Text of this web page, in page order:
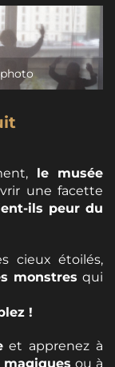
le musée
une facette
ils peur du
cieux étoilés,
monstres qui
!
et apprenez à
ou à